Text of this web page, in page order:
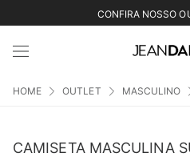
CONFIRA NOSSO
OUTLET MASCULINO
CAMISETA MASCULINA